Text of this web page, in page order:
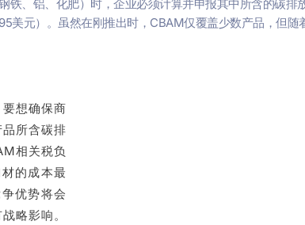
、铝、化肥）时，企业必须计算并申报其中所含的碳排
元）。虽然在刚推出时，CBAM仅覆盖少数产品，但随
想确保商
所含碳排
相关税负
的成本最
优势将会
略影响。